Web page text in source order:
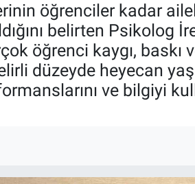
öğrenciler kadar
belirten Psikolog
öğrenci kaygı, baskı
düzeyde heyecan
ve bilgiyi